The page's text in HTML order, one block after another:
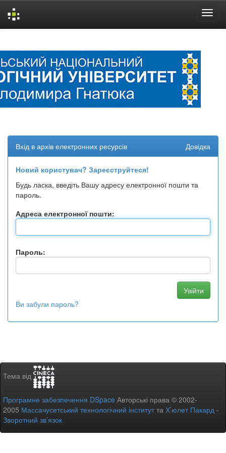
Вхід в архів електронних ресурсів Довідка
Новий користувач? Зареєструйтеся!
Будь ласка, введіть Вашу адресу електронної пошти та
пароль.
Адреса електронної пошти:
Пароль:
Ви забули пароль?
Тема від
Програмне забезпечення DSpace Авторські права © 2002-
2005 Массачусетський технологічний інститутта Х’юлет Пакард -
Зворотний зв’язок